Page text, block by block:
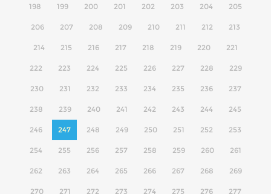
198 199 200 201 202 203 204 205
206 207 208 209 210 211 212 213
214 215 216 217 218 219 220 221
222 223 224 225 226 227 228 229
230 231 232 233 234 235 236 237
238 239 240 241 242 243 244 245
246 247 248 249 250 251 252 253
254 255 256 257 258 259 260 261
262 263 264 265 266 267 268 269
270 271 272 273 274 275 276 277